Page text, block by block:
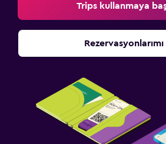
Trips kullanmaya
Rezervasyonlarımı